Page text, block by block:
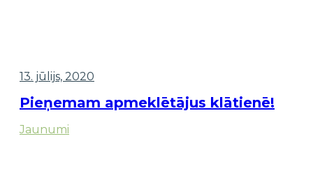
13. jūlijs, 2020
Pieņemam apmeklētājus klātienē!
Jaunumi